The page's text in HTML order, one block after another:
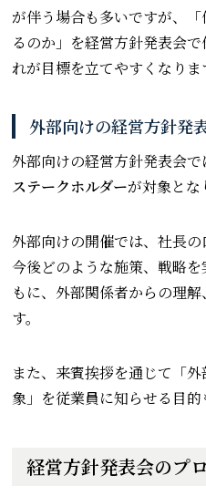
が伴う場合も多いですが、
るのか」を経営方針発表会
れが目標を立てやすくなりま
外部向けの経営方針発
外部向けの経営方針発表会
ステークホルダーが対象とな
外部向けの開催では、社長
今後どのような施策、戦略
もに、外部関係者からの理
す。
また、来賓挨拶を通じて「
象」を従業員に知らせる目的
経営方針発表会のプ